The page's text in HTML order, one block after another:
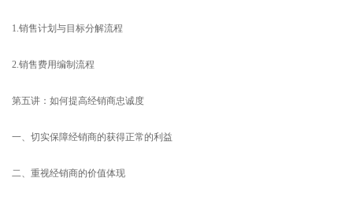
1.销售计划与目标分解流程
2.销售费用编制流程
第五讲：如何提高经销商忠诚度
一、切实保障经销商的获得正常的利益
二、重视经销商的价值体现